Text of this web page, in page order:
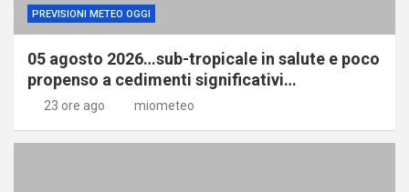
PREVISIONI METEO OGGI
05 agosto 2026…sub-tropicale in salute e poco
propenso a cedimenti significativi…
23 ore ago miometeo